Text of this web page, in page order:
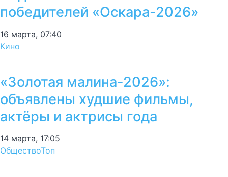
победителей «Оскара-2026»
16 марта, 07:40
Кино
«Золотая малина-2026»:
объявлены худшие фильмы,
актёры и актрисы года
14 марта, 17:05
ОбществоТоп